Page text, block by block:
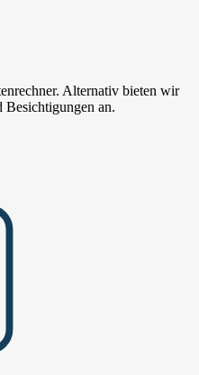
Alternativ bieten wir
Besichtigungen an.